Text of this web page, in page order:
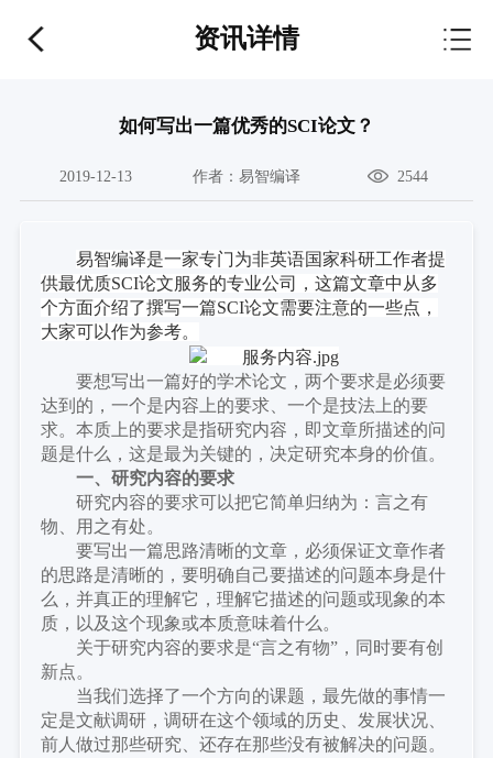
资讯详情
如何写出一篇优秀的SCI论文？
2019-12-13 作者： 易智编译 2544
易智编译是一家专门为非英语国家科研工作者提
供最优质SCI论文服务的专业公司 ， 这篇文章中从多
个方面介绍了撰写一篇SCI论文需要注意的一些点，
大家可以作为参考。
要想写出一篇好的学术论文，两个要求是必须要
达到的，一个是内容上的要求、一个是技法上的要
求。本质上的要求是指研究内容，即文章所描述的问
题是什么，这是最为关键的，决定研究本身的价值。
一、 研究内容的要求
研究内容的要求可以把它简单归纳为：言之有
物、用之有处。
要写出一篇思路清晰的文章，必须保证文章作者
的思路是清晰的，要明确自己要描述的问题本身是什
么，并真正的理解它，理解它描述的问题或现象的本
质，以及这个现象或本质意味着什么。
关于研究内容的要求是“言之有物”，同时要有创
新点。
当我们选择了一个方向的课题，最先做的事情一
定是文献调研，调研在这个领域的历史、发展状况、
前人做过那些研究、还存在那些没有被解决的问题。